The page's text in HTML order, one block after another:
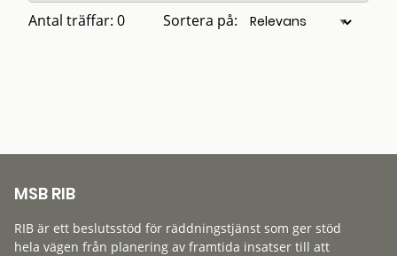
Antal träffar: 0 Sortera på:
MSB RIB
RIB är ett beslutsstöd för räddningstjänst som ger stöd
hela vägen från planering av framtida insatser till att